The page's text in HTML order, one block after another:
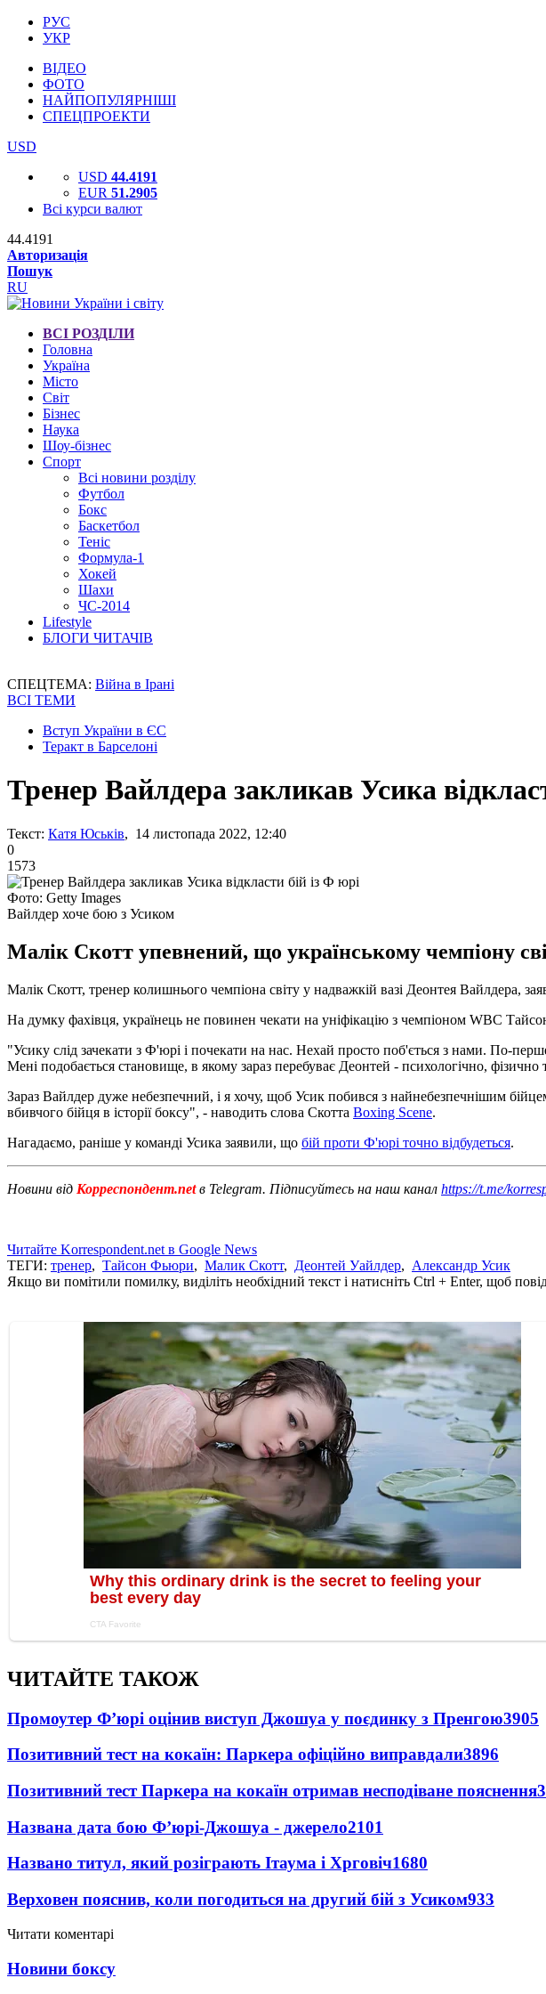
РУС
УКР
ВІДЕО
ФОТО
НАЙПОПУЛЯРНІШІ
СПЕЦПРОЕКТИ
USD
USD 44.4191
EUR 51.2905
Всі курси валют
44.4191
Авторизація
Пошук
RU
ВСІ РОЗДІЛИ
Головна
Україна
Місто
Світ
Бізнес
Наука
Шоу-бізнес
Спорт
Всі новини розділу
Футбол
Бокс
Баскетбол
Теніс
Формула-1
Хокей
Шахи
ЧС-2014
Lifestyle
БЛОГИ ЧИТАЧІВ
СПЕЦТЕМА: Війна в Ірані
ВСІ ТЕМИ
Вступ України в ЄС
Теракт в Барселоні
Тренер Вайлдера закликав Усика
Текст: Катя Юськів, 14 листопада 2022, 12:40
0
1573
Фото: Getty Images
Вайлдер хоче бою з Усиком
Малік Скотт упевнений, що українському чемпіону
Малік Скотт, тренер колишнього чемпіона світу у надважкій вазі Деонтея Вайлдера,
На думку фахівця, українець не повинен чекати на уніфікацію з чемпіоном WBC
"Усику слід зачекати з Ф'юрі і почекати на нас. Нехай просто поб'ється з нами. По-
Мені подобається становище, в якому зараз перебуває Деонтей - психологічно, фізично
Зараз Вайлдер дуже небезпечний, і я хочу, щоб Усик побився з найнебезпечнішим
вбивчого бійця в історії боксу", - наводить слова Скотта Boxing Scene.
Нагадаємо, раніше у команді Усика заявили, що бій проти Ф'юрі точно відбудеться.
Новини від Корреспондент.netв Telegram. Підписуйтесь на наш канал https://t.me/
Читайте Korrespondent.net в Google News
ТЕГИ: тренер, Тайсон Фьюри, Малик Скотт, Деонтей Уайлдер, Александр Усик
Якщо ви помітили помилку, виділіть необхідний текст і натисніть Ctrl + Enter, щоб
ЧИТАЙТЕ ТАКОЖ
Промоутер Ф’юрі оцінив виступ Джошуа у поєдинку з Пренгою3905
Позитивний тест на кокаїн: Паркера офіційно виправдали3896
Позитивний тест Паркера на кокаїн отримав несподіване пояснення
Названа дата бою Ф’юрі-Джошуа - джерело2101
Названо титул, який розіграють Ітаума і Хрговіч1680
Верховен пояснив, коли погодиться на другий бій з Усиком933
Читати коментарі
Новини боксу